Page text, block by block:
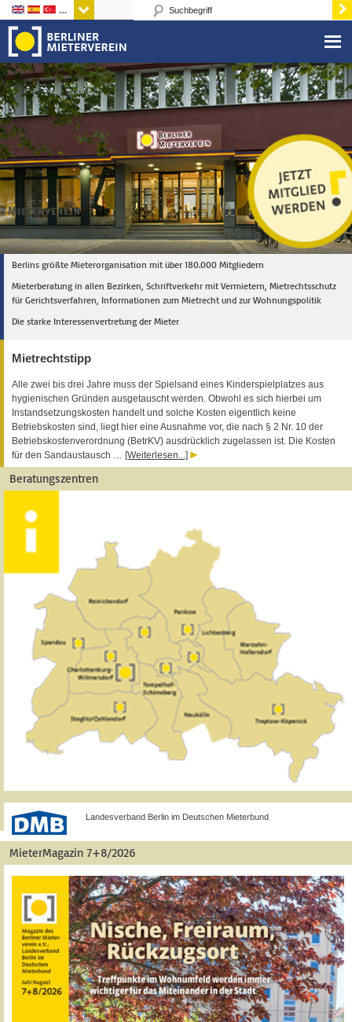
Sprachen
Berlins größte Mieterorganisation mit über 180.000 Mitgliedern
Mieterberatung in allen Bezirken, Schriftverkehr mit Vermietern, Mietrechtsschutz
für Gerichtsverfahren, Informationen zum Mietrecht und zur Wohnungspolitik
Die starke Interessenvertretung der Mieter
Mietrechtstipp
Alle zwei bis drei Jahre muss der Spielsand eines Kinderspielplatzes aus
hygienischen Gründen ausgetauscht werden. Obwohl es sich hierbei um
Instandsetzungskosten handelt und solche Kosten eigentlich keine
Betriebskosten sind, liegt hier eine Ausnahme vor, die nach § 2 Nr. 10 der
Betriebskostenverordnung (BetrKV) ausdrücklich zugelassen ist. Die Kosten
für den Sandaustausch … [Weiterlesen...]
Beratungszentren
Landesverband Berlin im Deutschen Mieterbund
MieterMagazin 7+8/2026